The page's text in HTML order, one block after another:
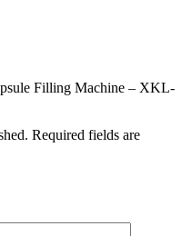
Filling Machine – XKL-
Required fields are